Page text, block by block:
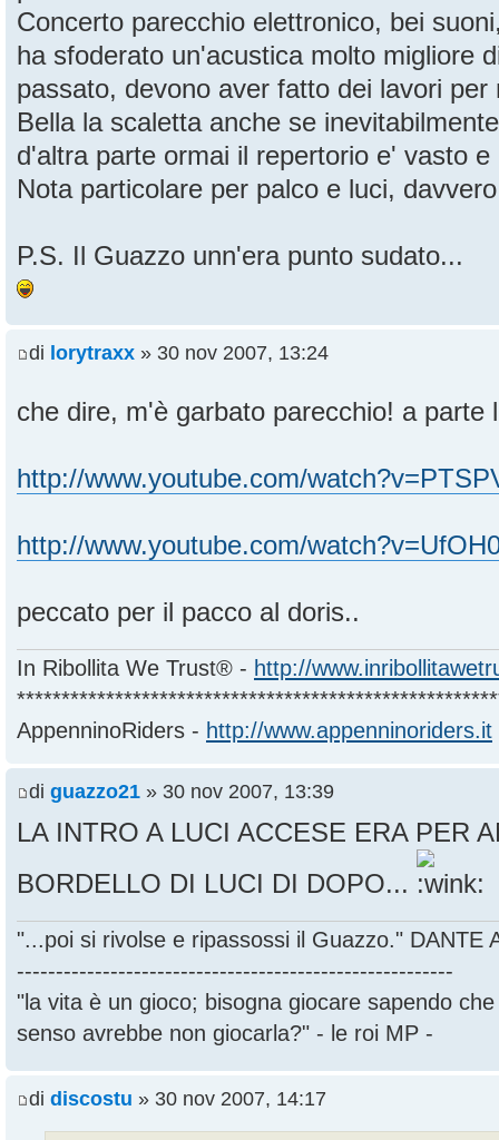
Concerto parecchio elettronico, bei
ha sfoderato un'acustica molto migliore
passato, devono aver fatto dei lavori per
Bella la scaletta anche se
d'altra parte ormai il repertorio e' vasto e
Nota particolare per palco e luci,
P.S. Il Guazzo unn'era punto sudato...
di lorytraxx » 30 nov 2007, 13:24
che dire, m'è garbato parecchio! a
http://www.youtube.com/
http://www.youtube.com/
peccato per il pacco al doris..
In Ribollita We Trust® - http://
AppenninoRiders - http://www.appenninoriders.it
di guazzo21 » 30 nov 2007, 13:39
LA INTRO A LUCI ACCESE ERA PER
BORDELLO DI LUCI DI DOPO...
"...poi si rivolse e ripassossi il Guazzo." DANTE
--------------------------------------------------------
"la vita è un gioco; bisogna giocare sapendo
senso avrebbe non giocarla?" - le roi MP -
di discostu » 30 nov 2007, 14:17